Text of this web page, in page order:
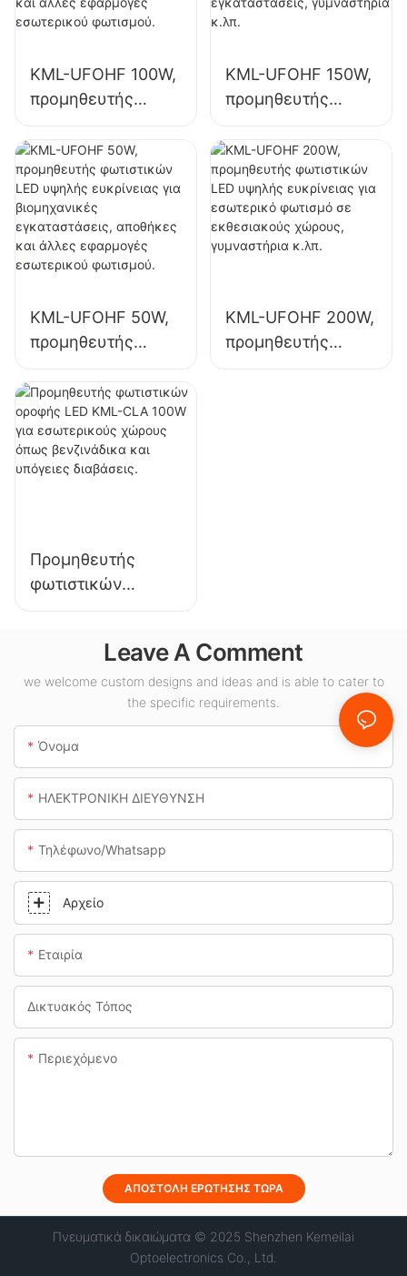
KML-UFOHF 100W,
προμηθευτής
φωτιστικών LED
υψηλής ποιότητας
για βιομηχανικές
εγκαταστάσεις,
αποθήκες και
άλλες εφαρμογές
εσωτερικού
KML-UFOHF 150W,
προμηθευτής
φωτιστικών LED
υψηλής ευκρίνειας
για εσωτερικό
φωτισμό σε
βιομηχανικές
εγκαταστάσεις,
KML-UFOHF 50W,
προμηθευτής
φωτιστικών LED
υψηλής ευκρίνειας
για βιομηχανικές
εγκαταστάσεις,
αποθήκες και
KML-UFOHF 200W,
προμηθευτής
φωτιστικών LED
Προμηθευτής
φωτιστικών
οροφής LED KML-
εσωτερικούς
χώρους όπως
βενζινάδικα και
υπόγειες
διαβάσεις.
Leave A Comment
we welcome custom designs and ideas and is able to cater to
the specific requirements.
Όνομα
ΗΛΕΚΤΡΟΝΙΚΗ ΔΙΕΥΘΥΝΣΗ
Τηλέφωνο/whatsapp
Αρχείο
Εταιρία
Δικτυακός Τόπος
Περιεχόμενο
ΑΠΟΣΤΟΛΉ ΕΡΏΤΗΣΗΣ ΤΏΡΑ
Πνευματικά δικαιώματα © 2025 Shenzhen Kemeilai
Optoelectronics Co., Ltd.